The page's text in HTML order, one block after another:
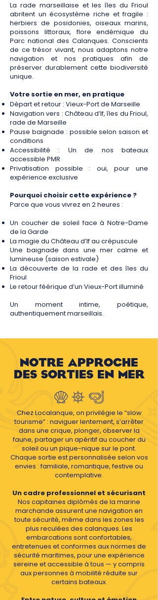
La rade marseillaise et les îles du Frioul
abritent un écosystème riche et fragile :
herbiers de posidonies, oiseaux marins,
poissons littoraux, flore endémique du
Parc national des Calanques. Conscients
de ce trésor vivant, nous adaptons notre
navigation et nos pratiques afin de
préserver durablement cette biodiversité
unique.
Votre sortie en mer, en pratique
Départ et retour : Vieux-Port de Marseille
Navigation vers : Château d’If, îles du Frioul,
rade de Marseille
Pause baignade : possible selon saison et
conditions
Accessibilité : Un de nos bateaux
accessible PMR
Privatisation possible : oui, pour une
expérience exclusive
Pourquoi choisir cette expérience ?
Parce que vous vivrez en 2 heures :
Un coucher de soleil face à Notre-Dame
de la Garde
La magie du Château d’If au crépuscule
Une baignade dans une mer calme et
lumineuse (saison estivale)
La découverte de la rade et des îles du
Frioul
Le retour féérique d’un Vieux-Port illuminé
Un moment intime, poétique,
authentiquement marseillais.
NOTRE APPROCHE
DES SORTIES EN MER
Chez Localanque, on privilégie le “slow
tourisme” : naviguer lentement, s’arrêter
dans une crique, plonger, observer la
faune, partager un apéritif au coucher du
soleil ou un pique-nique sur le pont.
Chaque sortie est personnalisée selon vos
envies : familiale, romantique, festive ou
contemplative.
Un cadre professionnel et sécurisant
Nos capitaines diplômés de la marine
marchande assurent une navigation en
toute sécurité, même dans les zones les
plus reculées des calanques. Les
embarcations sont confortables,
entretenues et conformes aux normes de
sécurité maritimes, pour une expérience
sereine et accessible à tous — y compris
aux personnes à mobilité réduite sur
certains bateaux.